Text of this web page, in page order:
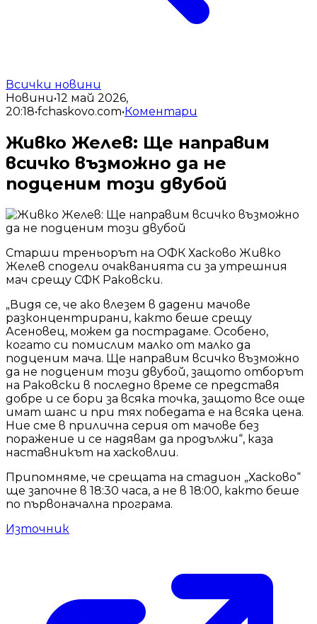
Всички новини
Новини•12 май 2026,
20:18•fchaskovo.com•Коментари
Живко Желев: Ще направим
всичко възможно да не
подценим този двубой
Старши треньорът на ОФК Хасково Живко
Желев сподели очакванията си за утрешния
мач срещу СФК Раковски.
„Видя се, че ако влезем в дадени мачове
разконцентрирани, както беше срещу
Асеновец, можем да пострадаме. Особено,
когато си помислим малко от малко да
подценим мача. Ще направим всичко възможно
да не подценим този двубой, защото отборът
на Раковски в последно време се представя
добре и се бори за всяка точка, защото все още
имат шанс и при тях победата е на всяка цена.
Ние сме в прилична серия от мачове без
поражение и се надявам да продължи“, каза
наставникът на хасковлии.
Припомняме, че срещата на стадион „Хасково“
ще започне в 18:30 часа, а не в 18:00, както беше
по първоначална програма.
Източник